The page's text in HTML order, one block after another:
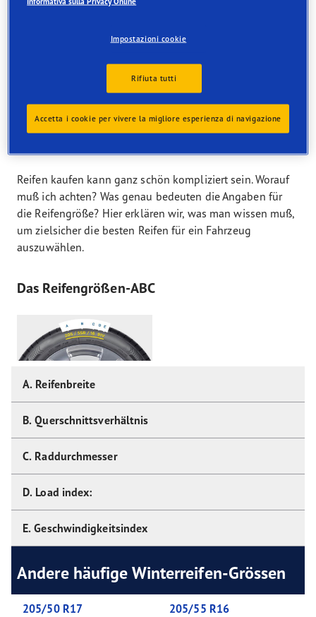
Winterreifen 225 45 R17 eignen sich für die Kompakt-
bei Sommer- oder Allwetterreifen, jedoch auch als
immer eine sehr gute Wahl.
Reifen kaufen kann ganz schön kompliziert sein. Worauf
muß ich achten? Was genau bedeuten die Angaben für
die Reifengröße? Hier erklären wir, was man wissen muß,
um zielsicher die besten Reifen für ein Fahrzeug
auszuwählen.
Das Reifengrößen-ABC
A. Reifenbreite
B. Querschnittsverhältnis
C. Raddurchmesser
D. Load index:
E. Geschwindigkeitsindex
Andere häufige Winterreifen-Grössen
205/50 R17
205/55 R16
Impostazioni cookie
Rifiuta tutti
Accetta i cookie per vivere la migliore esperienza di navigazione